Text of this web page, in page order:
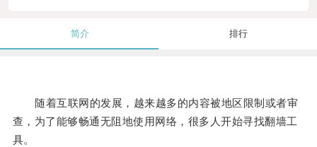
简介 排行
随着互联网的发展，越来越多的内容被地区限制或者审
查，为了能够畅通无阻地使用网络，很多人开始寻找翻墙工
具。